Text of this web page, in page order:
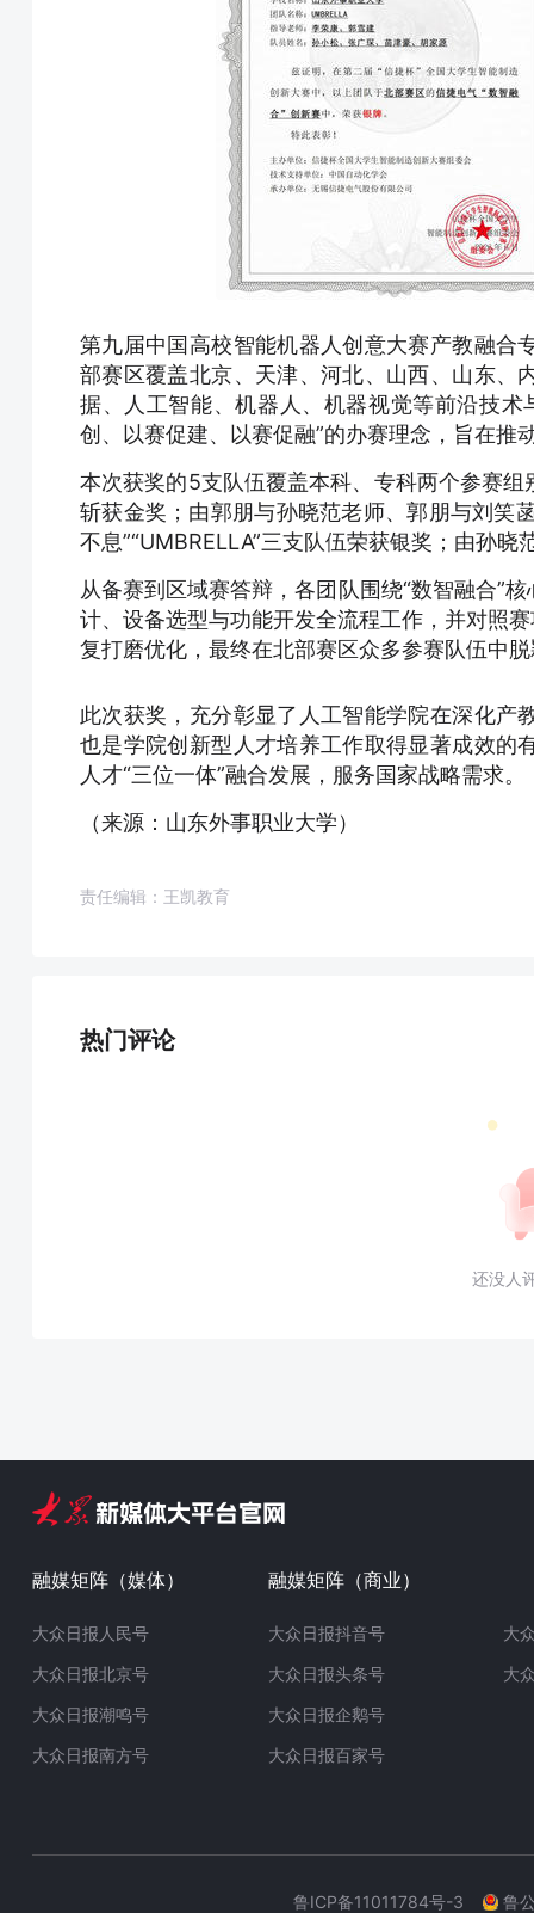
第九届中国高校智能机器人创意大赛产教融合
部赛区覆盖北京、天津、河北、山西、山东、
据、人工智能、机器人、机器视觉等前沿技
创、以赛促建、以赛促融”的办赛理念，旨在推
本次获奖的5支队伍覆盖本科、专科两个参赛
斩获金奖；由郭朋与孙晓范老师、郭朋与刘笑
不息”“UMBRELLA”三支队伍荣获银奖；由孙
从备赛到区域赛答辩，各团队围绕“数智融合”
计、设备选型与功能开发全流程工作，并对照
复打磨优化，最终在北部赛区众多参赛队伍中
此次获奖，充分彰显了人工智能学院在深化产
也是学院创新型人才培养工作取得显著成效的
人才“三位一体”融合发展，服务国家战略需求。
（来源：山东外事职业大学）
责任编辑：王凯教育
热门评论
还没人
融媒矩阵（媒体）
大众日报人民号
大众日报北京号
大众日报潮鸣号
大众日报南方号
融媒矩阵（商业）
大众日报抖音号
大众日报头条号
大众日报企鹅号
大众日报百家号
大
大
鲁ICP备11011784号-3 鲁